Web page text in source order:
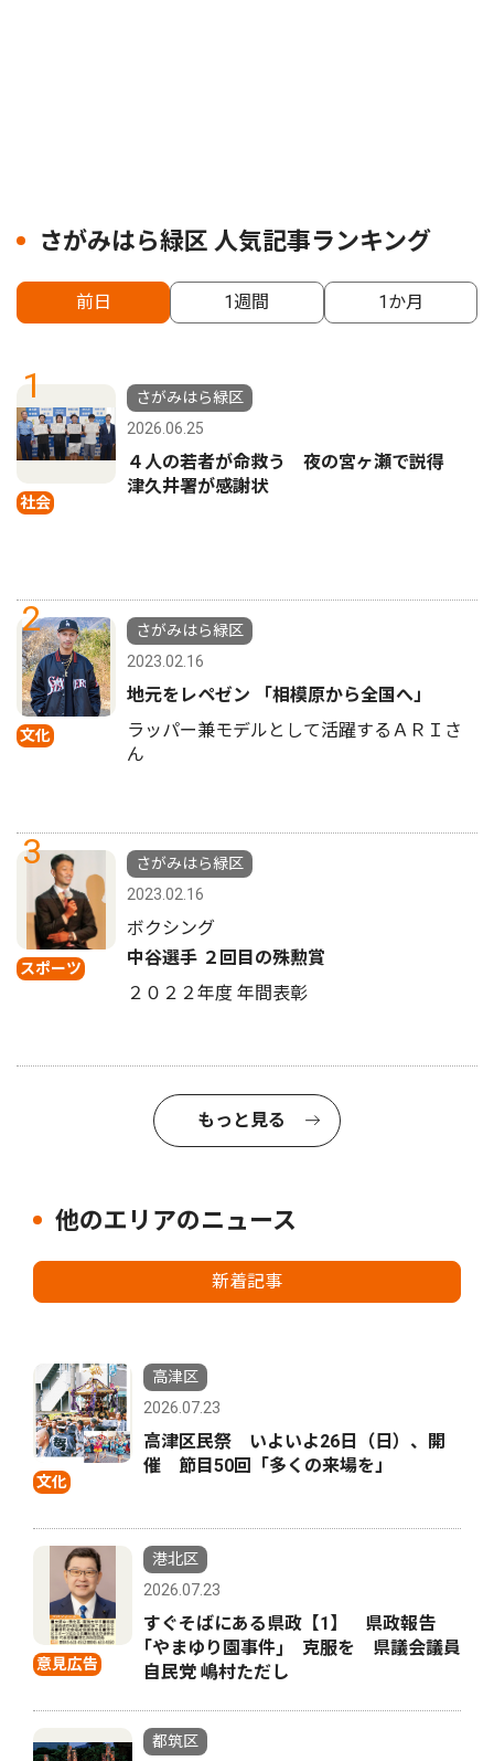
さがみはら緑区 人気記事ランキング
前日 1週間 1か月
1
社会
さがみはら緑区
2026.06.25
４人の若者が命救う 夜の宮ヶ瀬で説得
津久井署が感謝状
2
文化
さがみはら緑区
2023.02.16
地元をレペゼン 「相模原から全国へ」
ラッパー兼モデルとして活躍するＡＲＩさ
ん
3
スポーツ
さがみはら緑区
2023.02.16
ボクシング
中谷選手 ２回目の殊勲賞
２０２２年度 年間表彰
もっと見る
他のエリアのニュース
新着記事
文化
高津区
2026.07.23
高津区民祭 いよいよ26日（日）、開
催 節目50回「多くの来場を」
意見広告
港北区
2026.07.23
すぐそばにある県政【1】 県政報告
｢やまゆり園事件｣ 克服を 県議会議員
自民党 嶋村ただし
都筑区